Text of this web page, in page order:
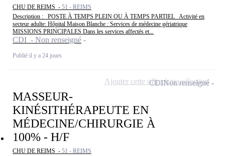
CHU DE REIMS - 51 - REIMS
Description : _POSTE À TEMPS PLEIN OU À TEMPS PARTIEL_ Activité en
secteur adulte: Hôpital Maison Blanche : Services de médecine gériatrique
MISSIONS PRINCIPALES Dans les services affectés et...
CDI - Non renseigné
Publié il y a 24 jours
MASSEUR-
KINÉSITHÉRAPEUTE EN
MÉDECINE/CHIRURGIE À
100% - H/F
CHU DE REIMS - 51 - REIMS
CDINon renseigné
Ajouter cette offre à ma sélection